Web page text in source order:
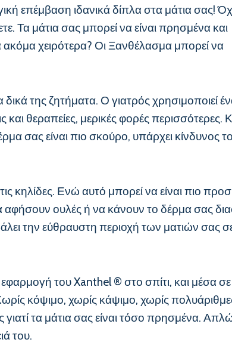
επέμβαση ιδανικά δίπλα στα μάτια σας!
Τα μάτια σας μπορεί να είναι πρησμένα και
χειρότερα? Οι Ξανθέλασμα μπορεί να
της ζητήματα. Ο γιατρός χρησιμοποιεί
θεραπείες, μερικές φορές περισσότερες.
σας είναι πιο σκούρο, υπάρχει κίνδυνος το
κηλίδες. Ενώ αυτό μπορεί να είναι πιο
αφήσουν ουλές ή να κάνουν το δέρμα σας
την εύθραυστη περιοχή των ματιών σας
εφαρμογή του Xanthel ® στο σπίτι, και μέσα
κόψιμο, χωρίς κάψιμο, χωρίς
γιατί τα μάτια σας είναι τόσο πρησμένα.
του.